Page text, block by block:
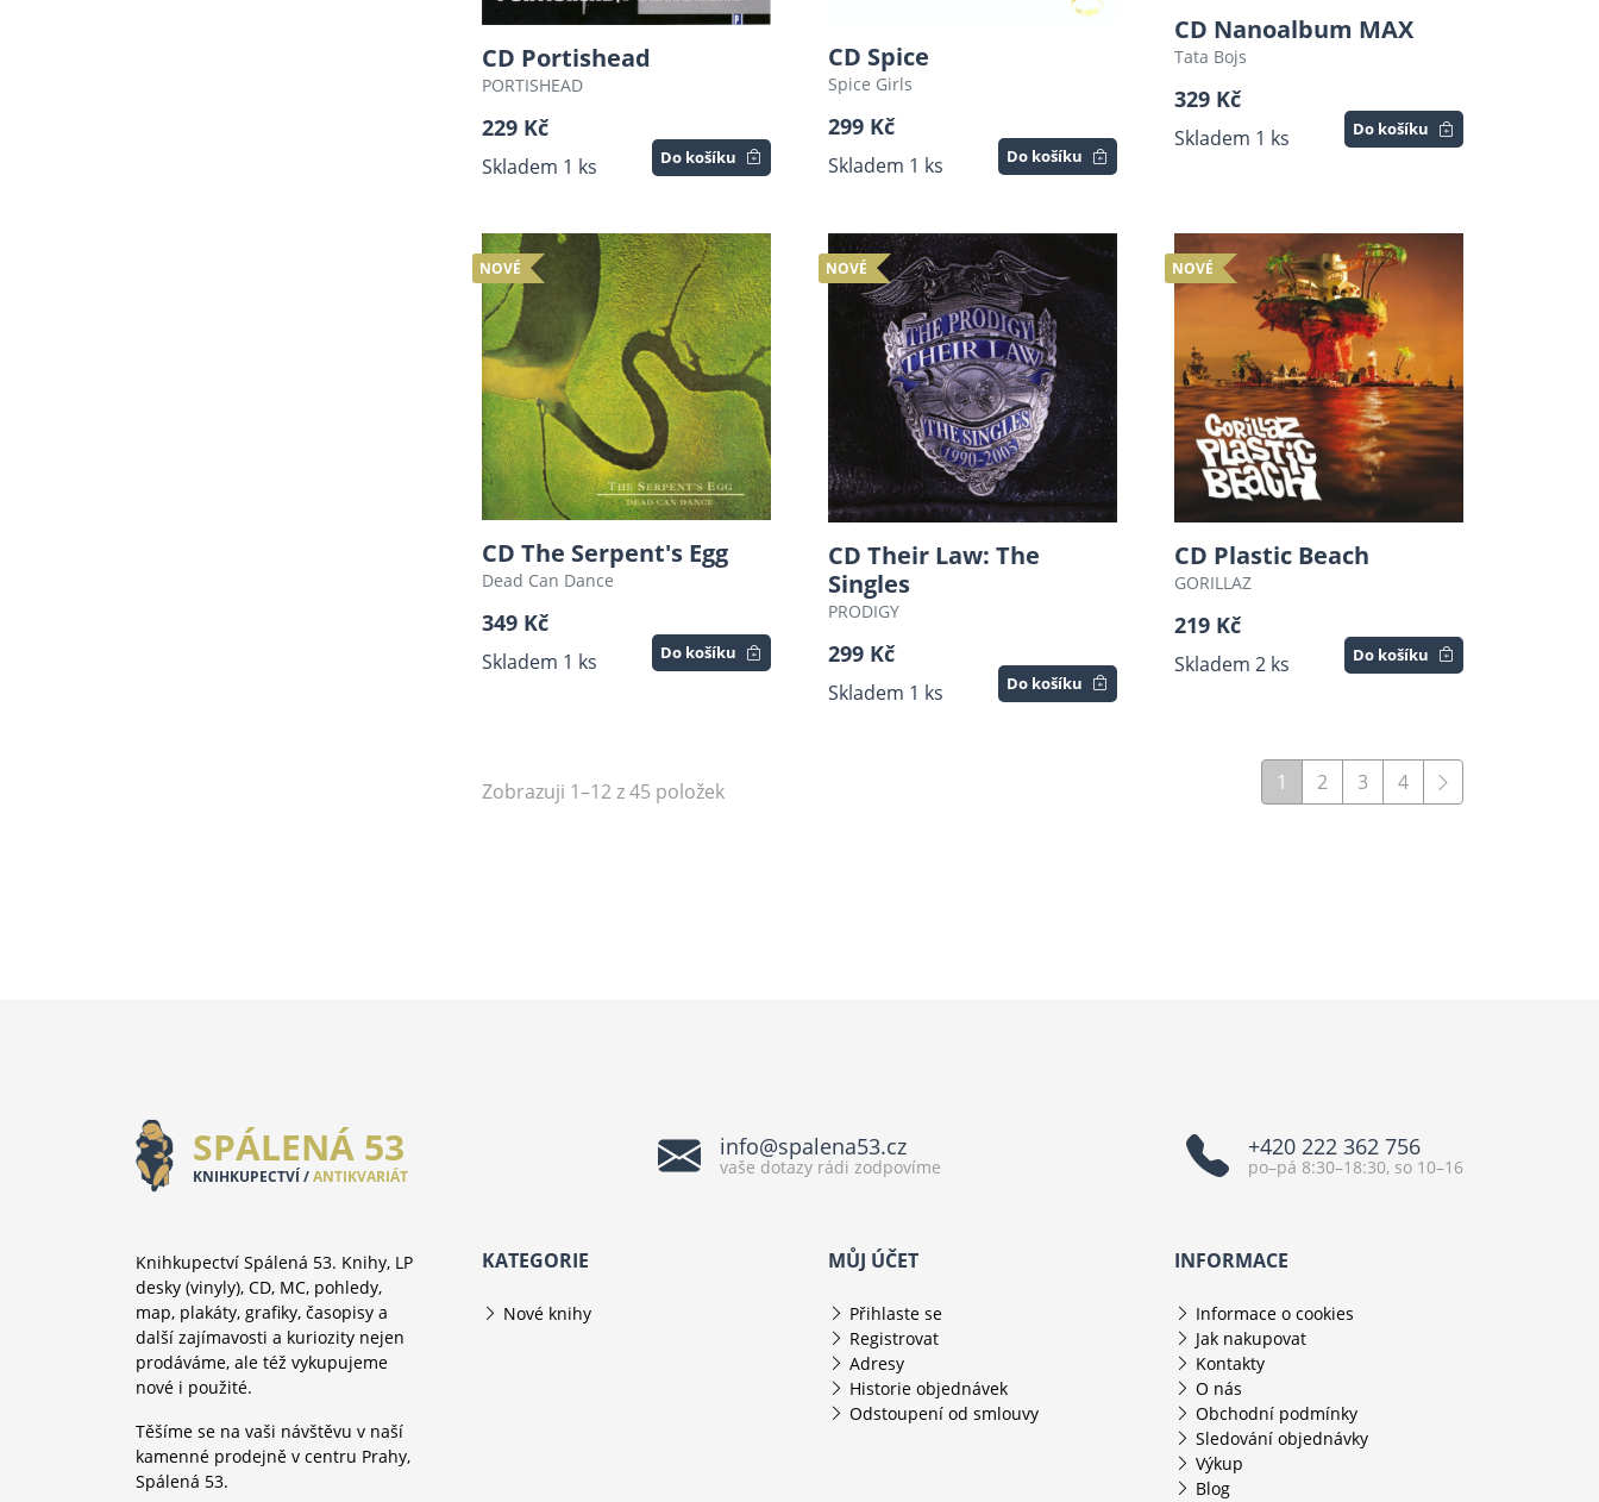
CD Portishead
PORTISHEAD
229 Kč
Skladem 1 ks Do košíku
CD Spice
Spice Girls
299 Kč
Skladem 1 ks Do košíku
CD Nanoalbum MAX
Tata Bojs
329 Kč
Skladem 1 ks Do košíku
NOVÉ
CD The Serpent's Egg
Dead Can Dance
349 Kč
Skladem 1 ks Do košíku
NOVÉ
CD Their Law: The
Singles
PRODIGY
299 Kč
Skladem 1 ks Do košíku
NOVÉ
CD Plastic Beach
GORILLAZ
219 Kč
Skladem 2 ks Do košíku
Zobrazuji 1–12 z 45 položek 1 2 3 4
SPÁLENÁ 53
KNIHKUPECTVÍ /ANTIKVARIÁT
info@spalena53.cz
vaše dotazy rádi zodpovíme
+420 222 362 756
po–pá 8:30–18:30, so 10–16
Knihkupectví Spálená 53. Knihy, LP
desky (vinyly), CD, MC, pohledy,
map, plakáty, grafiky, časopisy a
další zajímavosti a kuriozity nejen
prodáváme, ale též vykupujeme
nové i použité.
Těšíme se na vaši návštěvu v naší
kamenné prodejně v centru Prahy,
Spálená 53.
KATEGORIE
Nové knihy
MŮJ ÚČET
Přihlaste se
Registrovat
Adresy
Historie objednávek
Odstoupení od smlouvy
INFORMACE
Informace o cookies
Jak nakupovat
Kontakty
O nás
Obchodní podmínky
Sledování objednávky
Výkup
Blog